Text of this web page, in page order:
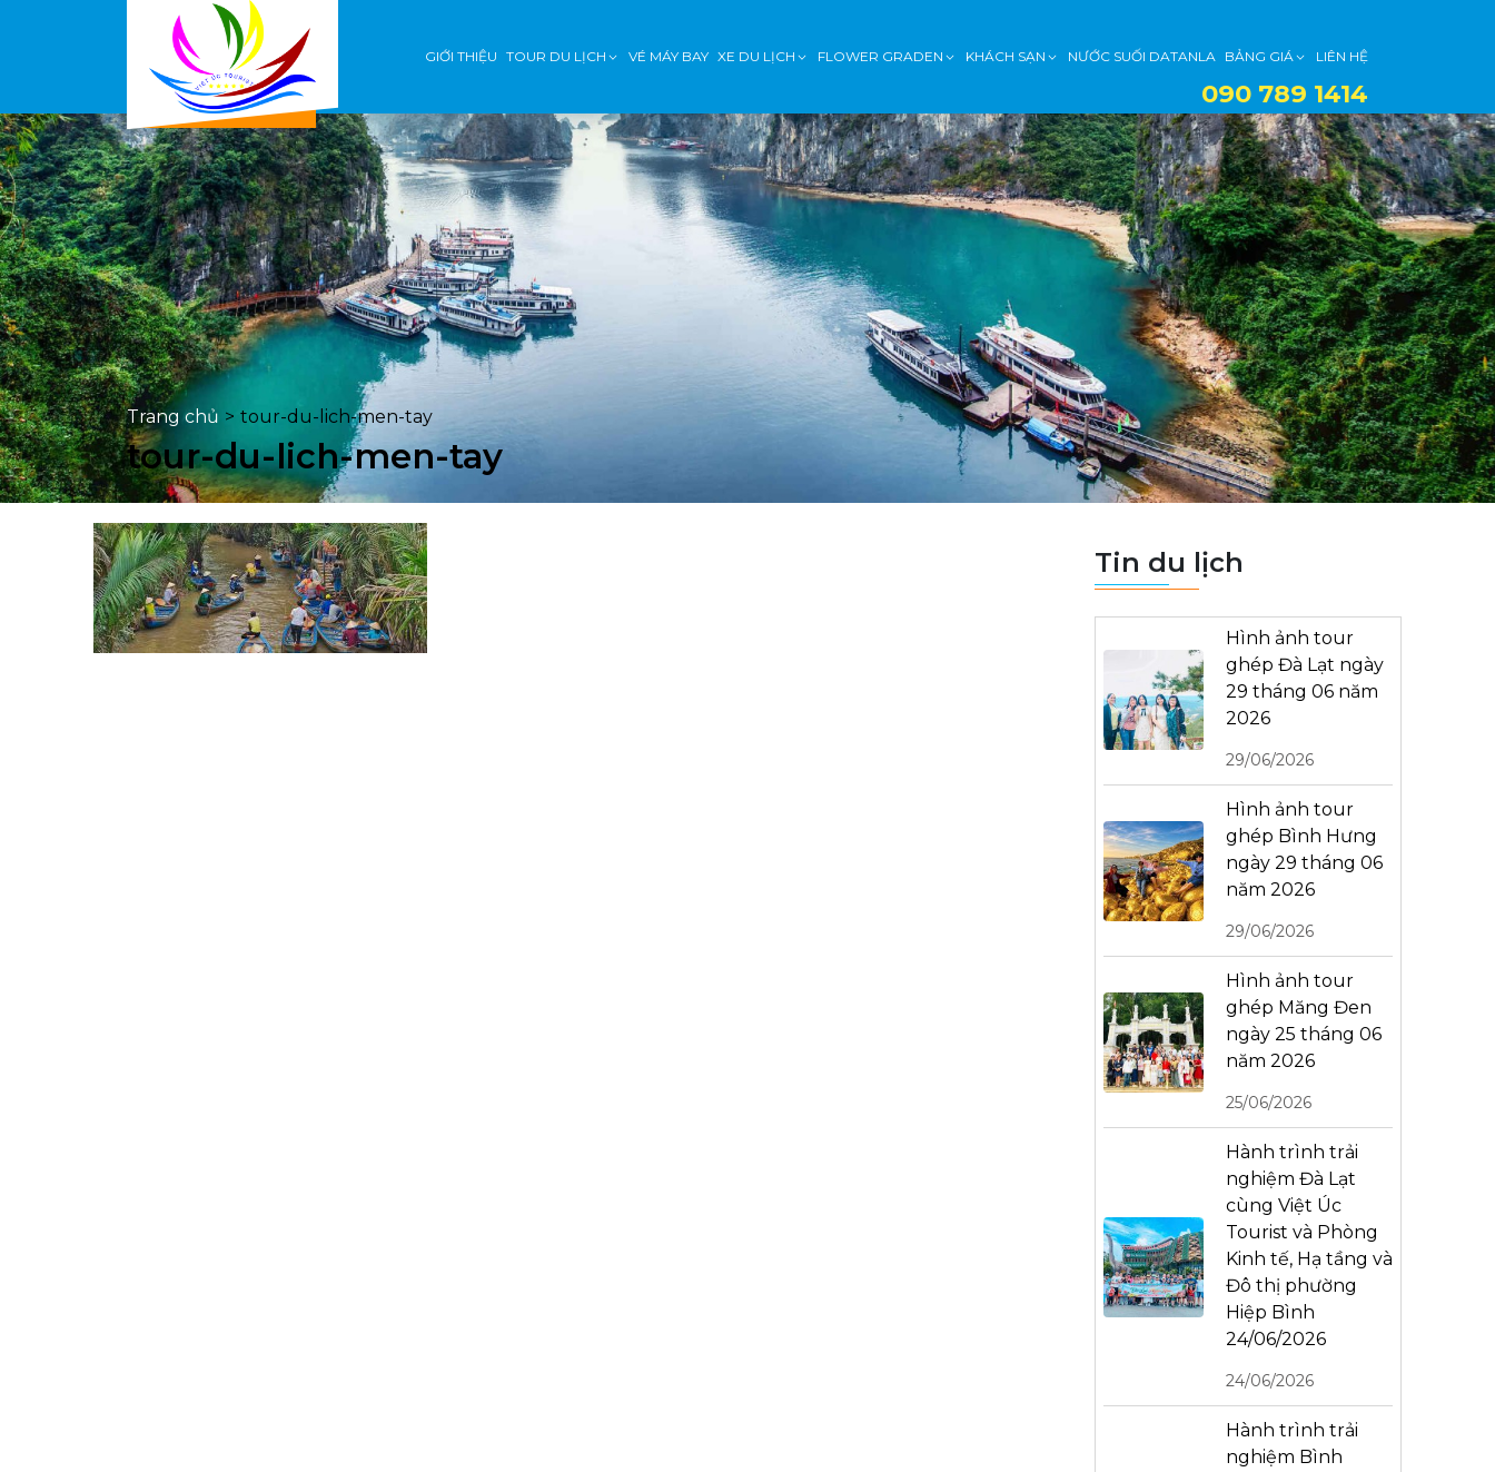
GIỚI THIỆU TOUR DU LỊCH VÉ MÁY BAY XE DU LỊCH FLOWER GRADEN KHÁCH SẠN NƯỚC SUỐI DATANLA BẢNG GIÁ LIÊN HỆ
090 789 1414
Trang chủ > tour-du-lich-men-tay
tour-du-lich-men-tay
Tin du lịch
Hình ảnh tour
ghép Đà Lạt ngày
29 tháng 06 năm
2026
29/06/2026
Hình ảnh tour
ghép Bình Hưng
ngày 29 tháng 06
năm 2026
29/06/2026
Hình ảnh tour
ghép Măng Đen
ngày 25 tháng 06
năm 2026
25/06/2026
Hành trình trải
nghiệm Đà Lạt
cùng Việt Úc
Tourist và Phòng
Kinh tế, Hạ tầng và
Đô thị phường
Hiệp Bình
24/06/2026
24/06/2026
Hành trình trải
nghiệm Bình